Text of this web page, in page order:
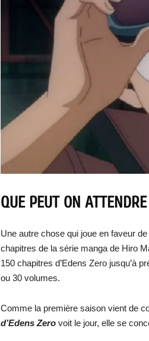
QUE PEUT ON
Une autre chose qui joue en faveur de
chapitres de la série manga de Hiro
150 chapitres d’Edens Zero jusqu’à
ou 30 volumes.
Comme la première saison vient de
d’Edens Zero voit le jour, elle se